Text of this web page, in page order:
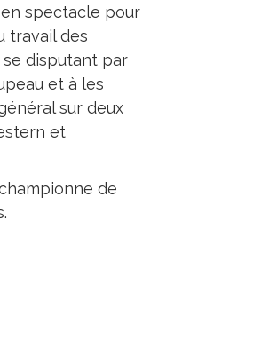
spectacle pour
travail des
disputant par
et à les
sur deux
et
de